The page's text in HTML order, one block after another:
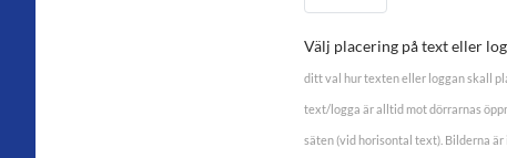
Välj placering på text eller
ditt val hur texten eller loggan skall
text/logga är alltid mot dörrarnas
säten (vid horisontal text). Bilderna